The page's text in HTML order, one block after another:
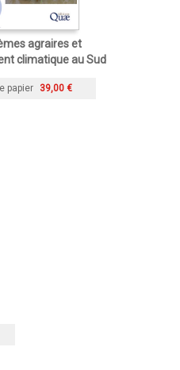
agraires et
climatique au Sud
papier 39,00 €